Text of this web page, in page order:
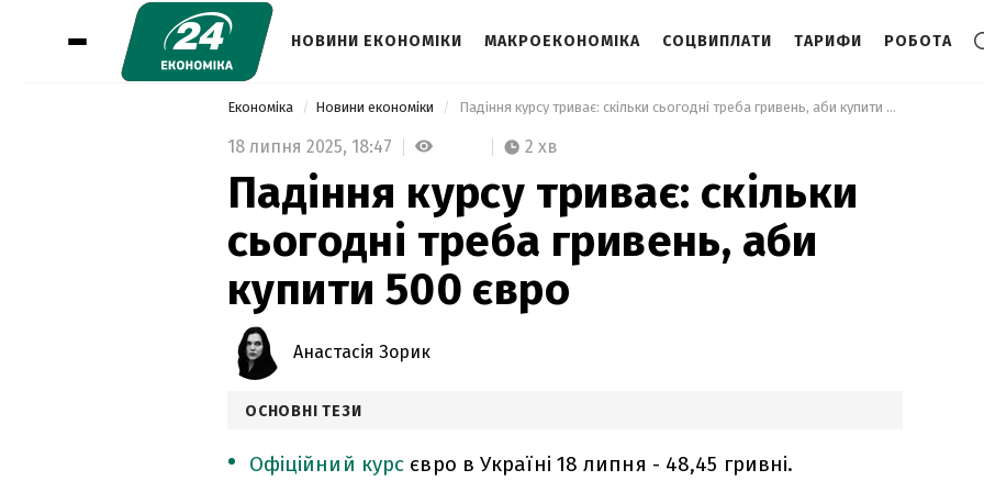
НОВИНИ ЕКОНОМІКИ МАКРОЕКОНОМІКА СОЦВИПЛАТИ ТАРИФИ РОБОТА
Економіка Новини економіки Падіння курсу триває: скільки сьогодні треба гривень, аби купити 500 євро
18 липня 2025, 18:47 2 хв
Падіння курсу триває: скільки
сьогодні треба гривень, аби
купити 500 євро
Анастасія Зорик
ОСНОВНІ ТЕЗИ
Офіційний курс євро в Україні 18 липня - 48,45 гривні.